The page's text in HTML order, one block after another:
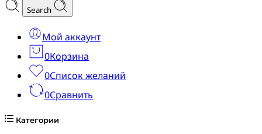
Search
Мой аккаунт
0Корзина
0Список желаний
0Сравнить
Категории